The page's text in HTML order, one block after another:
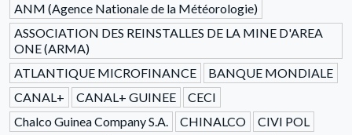
ANM (Agence Nationale de la Météorologie)
ASSOCIATION DES REINSTALLES DE LA MINE D'AREA
ONE (ARMA)
ATLANTIQUE MICROFINANCE
BANQUE MONDIALE
CANAL+
CANAL+ GUINEE
CECI
Chalco Guinea Company S.A.
CHINALCO
CIVI POL